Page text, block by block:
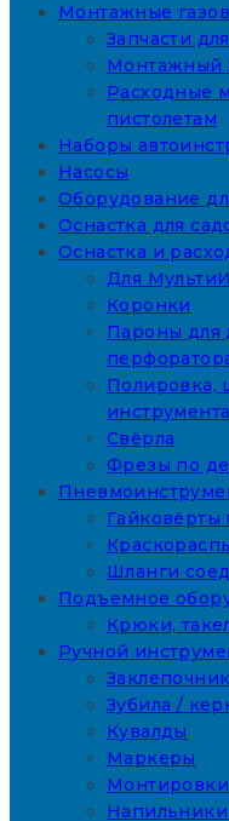
Монтажные
Запчасти
Монтажный
Расходные
пистолетам
Наборы
Насосы
Оборудование
Оснастка для
Оснастка и
Для
Коронки
Пароны для
Полировка,
инструмента
Свёрла
Фрезы по
Гайковёрты
Шланги
Подъемное
Крюки,
Ручной
Зубила /
Кувалды
Маркеры